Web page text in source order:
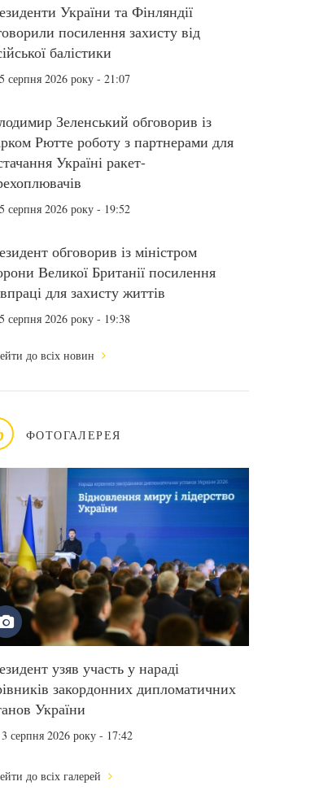
України та Фінляндії
посилення захисту від
балістики
5 серпня 2026 року - 21:07
Зеленський обговорив із
Рютте роботу з партнерами для
Україні ракет-
5 серпня 2026 року - 19:52
обговорив із міністром
Великої Британії посилення
для захисту життів
5 серпня 2026 року - 19:38
до всіх новин
ФОТОГАЛЕРЕЯ
узяв участь у нараді
закордонних дипломатичних
України
3 серпня 2026 року - 17:42
до всіх галерей